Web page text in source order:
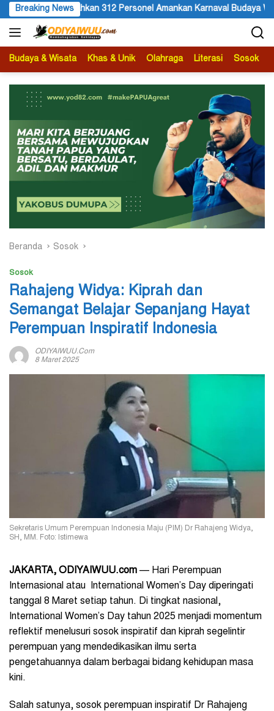
Langsung
ke
konten
Breaking News
Karnaval Budaya Wamena HUT ke 81 RI dan
Budaya & Wisata Khas & Unik Olahraga Literasi Sosok
Beranda Sosok
Sosok
Rahajeng Widya: Kiprah dan
Semangat Belajar Sepanjang Hayat
Perempuan Inspiratif Indonesia
ODIYAIWUU.com
8 Maret 2025
Sekretaris Umum Perempuan Indonesia Maju (PIM) Dr Rahajeng Widya,
SH, MM. Foto: Istimewa
JAKARTA, ODIYAIWUU.com — Hari Perempuan
Internasional atau International Women’s Day diperingati
tanggal 8 Maret setiap tahun. Di tingkat nasional,
International Women’s Day tahun 2025 menjadi momentum
reflektif menelusuri sosok inspiratif dan kiprah segelintir
perempuan yang mendedikasikan ilmu serta
pengetahuannya dalam berbagai bidang kehidupan masa
kini.
Salah satunya, sosok perempuan inspiratif Dr Rahajeng